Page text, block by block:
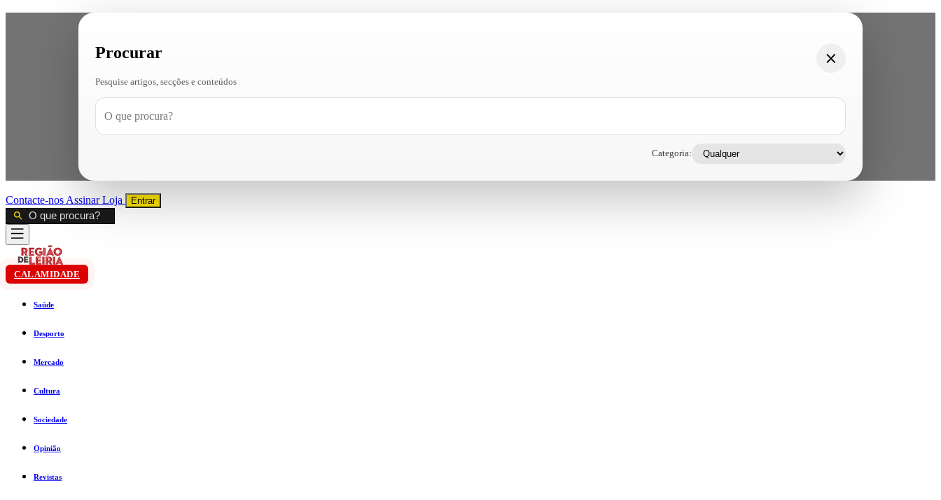
Procurar
Pesquise artigos, secções e conteúdos
Categoria:
Contacte-nos AssinarLoja Entrar
CALAMIDADE
Saúde
Desporto
Mercado
Cultura
Sociedade
Opinião
Revistas